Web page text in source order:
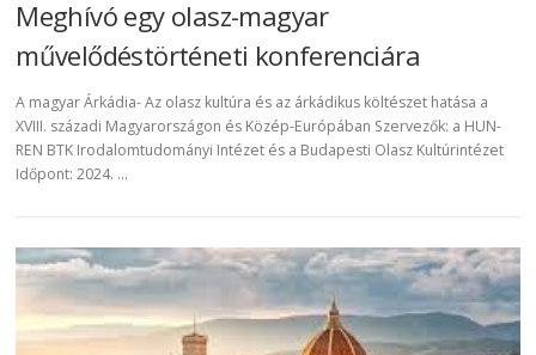
Meghívó egy olasz-magyar
művelődéstörténeti konferenciára
A magyar Árkádia- Az olasz kultúra és az árkádikus költészet hatása a
XVIII. századi Magyarországon és Közép-Európában Szervezők: a HUN-
REN BTK Irodalomtudományi Intézet és a Budapesti Olasz Kultúrintézet
Időpont: 2024. …